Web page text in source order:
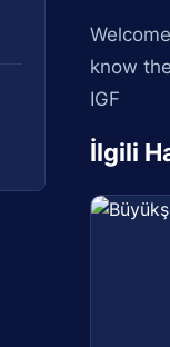
know
IGF
İlgili